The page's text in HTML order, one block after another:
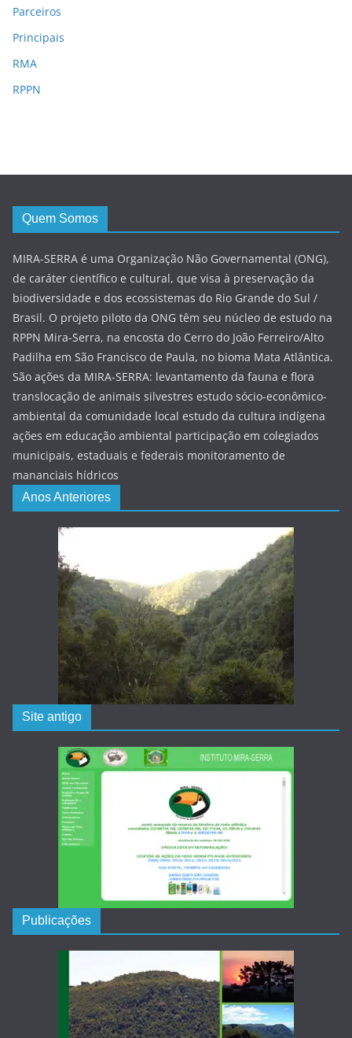
Parceiros
Principais
RMA
RPPN
Quem Somos
MIRA-SERRA é uma Organização Não Governamental (ONG),
de caráter científico e cultural, que visa à preservação da
biodiversidade e dos ecossistemas do Rio Grande do Sul /
Brasil. O projeto piloto da ONG têm seu núcleo de estudo na
RPPN Mira-Serra, na encosta do Cerro do João Ferreiro/Alto
Padilha em São Francisco de Paula, no bioma Mata Atlântica.
São ações da MIRA-SERRA: levantamento da fauna e flora
translocação de animais silvestres estudo sócio-econômico-
ambiental da comunidade local estudo da cultura indígena
ações em educação ambiental participação em colegiados
municipais, estaduais e federais monitoramento de
mananciais hídricos
Anos Anteriores
Site antigo
Publicações